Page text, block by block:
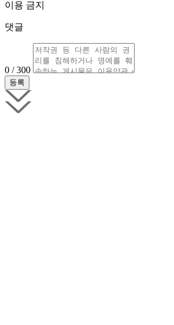
이용 금지
댓글
0 / 300